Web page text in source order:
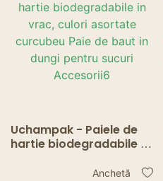
Uchampak - Paiele de
hartie biodegradabile in
curcubeu Paie de baut
Anchetă